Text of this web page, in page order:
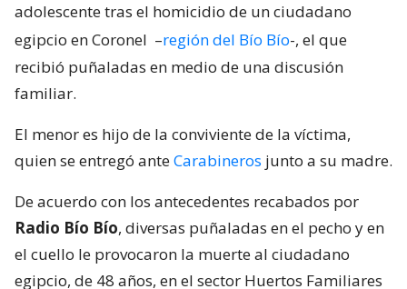
adolescente tras el homicidio de un ciudadano
egipcio en Coronel –región del Bío Bío-, el que
recibió puñaladas en medio de una discusión
familiar.
El menor es hijo de la conviviente de la víctima,
quien se entregó anteCarabineros junto a su madre.
De acuerdo con los antecedentes recabados por
Radio Bío Bío, diversas puñaladas en el pecho y en
el cuello le provocaron la muerte al ciudadano
egipcio, de 48 años, en el sector Huertos Familiares